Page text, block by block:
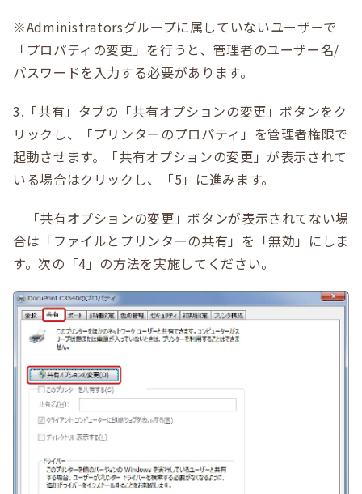
※Administratorsグループに属していないユーザーで
「プロパティの変更」を行うと、管理者のユーザー名/
パスワードを入力する必要があります。
3.「共有」タブの「共有オプションの変更」ボタンをク
リックし、「プリンターのプロパティ」を管理者権限で
起動させます。「共有オプションの変更」が表示されて
いる場合はクリックし、「5」に進みます。
「共有オプションの変更」ボタンが表示されてない場
合は「ファイルとプリンターの共有」を「無効」にしま
す。次の「4」の方法を実施してください。